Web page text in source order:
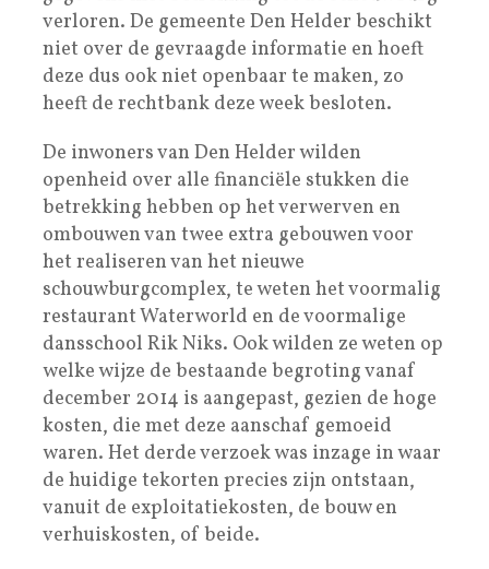
verloren. De gemeente Den Helder beschikt
niet over de gevraagde informatie en hoeft
deze dus ook niet openbaar te maken, zo
heeft de rechtbank deze week besloten.
De inwoners van Den Helder wilden
openheid over alle financiële stukken die
betrekking hebben op het verwerven en
ombouwen van twee extra gebouwen voor
het realiseren van het nieuwe
schouwburgcomplex, te weten het voormalig
restaurant Waterworld en de voormalige
dansschool Rik Niks. Ook wilden ze weten op
welke wijze de bestaande begroting vanaf
december 2014 is aangepast, gezien de hoge
kosten, die met deze aanschaf gemoeid
waren. Het derde verzoek was inzage in waar
de huidige tekorten precies zijn ontstaan,
vanuit de exploitatiekosten, de bouw en
verhuiskosten, of beide.